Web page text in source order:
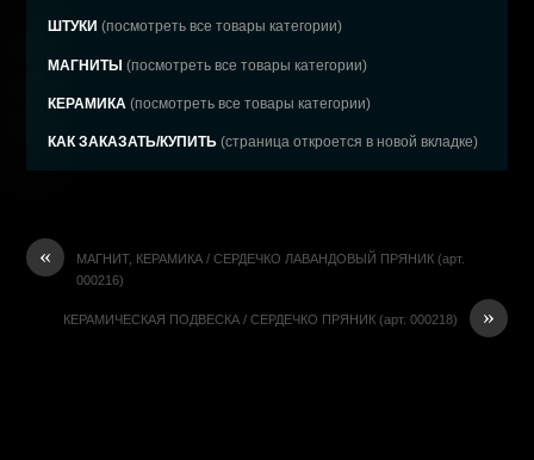
ШТУКИ (посмотреть все товары категории)
МАГНИТЫ (посмотреть все товары категории)
КЕРАМИКА (посмотреть все товары категории)
КАК ЗАКАЗАТЬ/КУПИТЬ (страница откроется в новой вкладке)
«
МАГНИТ, КЕРАМИКА / СЕРДЕЧКО ЛАВАНДОВЫЙ ПРЯНИК (арт.
000216)
»
КЕРАМИЧЕСКАЯ ПОДВЕСКА / СЕРДЕЧКО ПРЯНИК (арт. 000218)